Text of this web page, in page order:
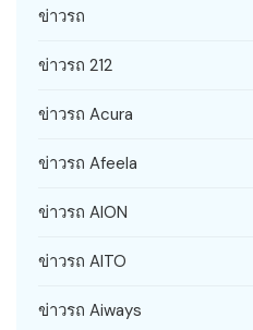
ข่าวรถ
ข่าวรถ 212
ข่าวรถ Acura
ข่าวรถ Afeela
ข่าวรถ AION
ข่าวรถ AITO
ข่าวรถ Aiways